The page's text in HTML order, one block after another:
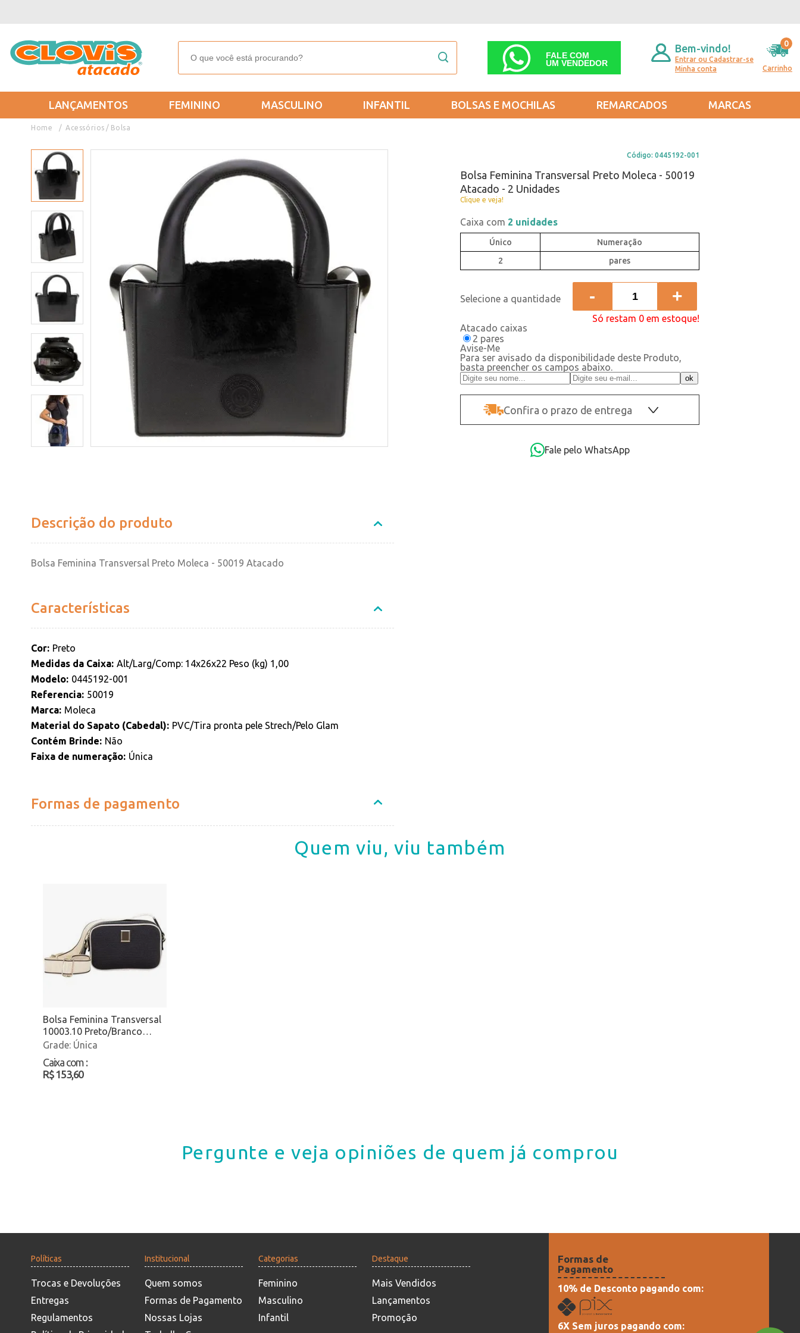
FALE COM
UM VENDEDOR
Bem-vindo!
Entrar ou Cadastrar-se
Minha conta
Carrinho
0
LANÇAMENTOS FEMININO MASCULINO INFANTIL BOLSAS E MOCHILAS REMARCADOS MARCAS
Acessórios Bolsa
Código: 0445192-001
Bolsa Feminina Transversal Preto Moleca - 50019
Atacado - 2 Unidades
Clique e veja!
Caixa com 2 unidades
Único
2
pares
- +
Só restam 0 em estoque!
Atacado caixas
2 pares
Avise-Me
Para ser avisado da disponibilidade deste Produto,
basta preencher os campos abaixo.
Confira o prazo de entrega
Fale pelo WhatsApp
Descrição do produto
Bolsa Feminina Transversal Preto Moleca - 50019 Atacado
Características
Cor Preto
Medidas da Caixa Alt/Larg/Comp: 14x26x22 Peso (kg) 1,00
Modelo 0445192-001
Referencia 50019
Marca Moleca
Material do Sapato (Cabedal)
PVC/Tira pronta pele Strech/Pelo Glam
Contém Brinde
Não
Faixa de numeração Única
Formas de pagamento
Quem viu, viu também
Bolsa Feminina Transversal
10003.10 Preto/Branco
AtacadoÚnica
Caixa com :
R$ 153,60
Pergunte e veja opiniões de quem já comprou
Políticas
Trocas e Devoluções
Entregas
Regulamentos
Institucional
Quem somos
Formas de Pagamento
Nossas Lojas
Categorias
Feminino
Masculino
Infantil
Destaque
Mais Vendidos
Lançamentos
Promoção
Formas de
Pagamento
10% de Desconto pagando com:
6X Sem juros pagando com: